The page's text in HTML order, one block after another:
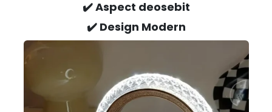
✔️ Aspect deosebit
✔️ Design Modern